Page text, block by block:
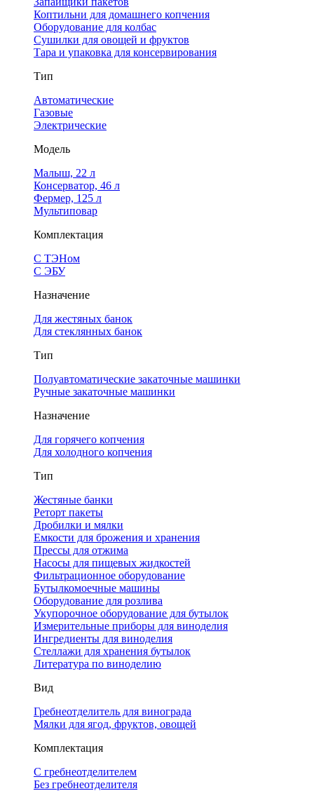
Коптильни для домашнего копчения
Оборудование для колбас
Сушилки для овощей и фруктов
Тара и упаковка для консервирования
Тип
Автоматические
Газовые
Электрические
Модель
Малыш, 22 л
Консерватор, 46 л
Фермер, 125 л
Мультиповар
Комплектация
С ТЭНом
С ЭБУ
Назначение
Для жестяных банок
Для стеклянных банок
Тип
Полуавтоматические закаточные машинки
Ручные закаточные машинки
Назначение
Для горячего копчения
Для холодного копчения
Тип
Жестяные банки
Реторт пакеты
Дробилки и мялки
Емкости для брожения и хранения
Прессы для отжима
Насосы для пищевых жидкостей
Фильтрационное оборудование
Бутылкомоечные машины
Оборудование для розлива
Укупорочное оборудование для бутылок
Измерительные приборы для виноделия
Ингредиенты для виноделия
Стеллажи для хранения бутылок
Литература по виноделию
Вид
Гребнеотделитель для винограда
Мялки для ягод, фруктов, овощей
Комплектация
С гребнеотделителем
Без гребнеотделителя